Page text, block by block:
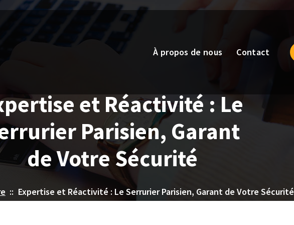
À propos de nous Contact
et Réactivité : Le
Parisien, Garant
de Votre Sécurité
:: Expertise et Réactivité : Le Serrurier Parisien, Garant de Votre Sécurité